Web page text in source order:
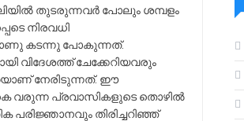
തുടരുന്നവർ പോലും ശമ്പളം
നിരവധി
കടന്നു പോകുന്നത്.
വിദേശത്ത് ചേക്കേറിയവരും
നേരിടുന്നത്. ഈ
വരുന്ന പ്രവാസികളുടെ തൊഴിൽ
പരിജ്ഞാനവും തിരിച്ചറിഞ്ഞ്